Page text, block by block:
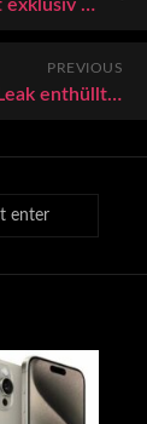
iPhone 15 Ultra soll nicht exklusiv von Foxconn gefertigt werden
PREVIOUS
Samsung Galaxy S23: Leak enthüllt krassen Leistungszuwachs